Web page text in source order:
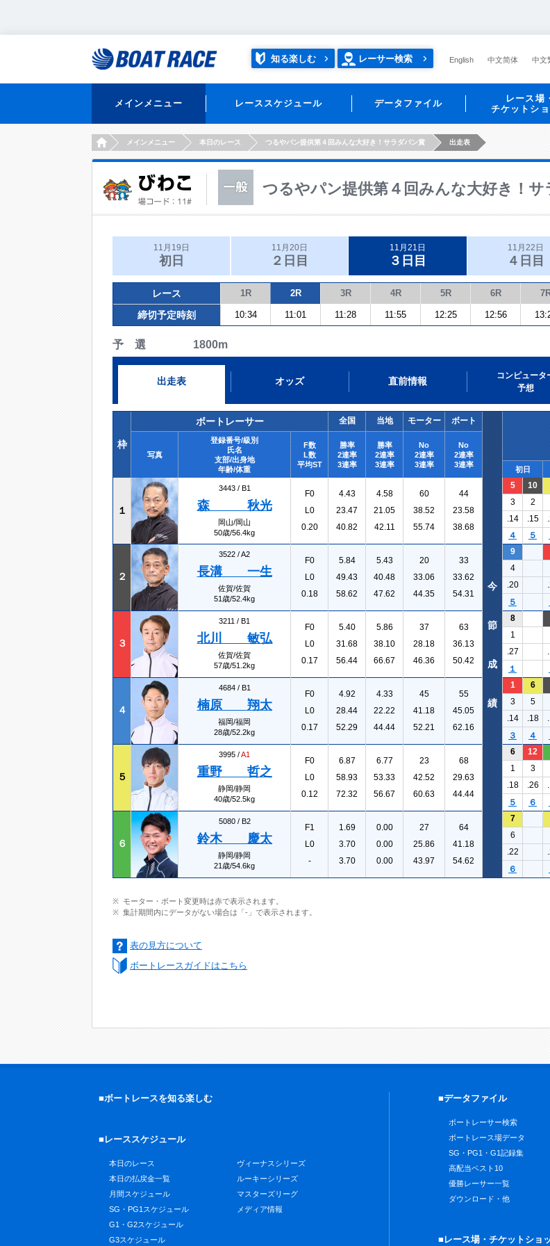
知る楽しむ レーサー検索 English 中文简体 中文
メインメニュー レーススケジュール データファイル
レース場
チケットシ
HOMEメインメニュー 本日のレース つるやパン提供第４回みんな大好き！サラダパン賞 出走表
つるやパン提供第４回みんな大好き！サ
11月19日
初日
11月20日
２日目
11月21日
３日目
11月22日
４日目
レース 1R 2R 3R 4R 5R 6R
締切予定時刻 10:34 11:01 11:28 11:55 12:25 12:56
予 選 1800m
出走表 オッズ 直前情報
コンピュータ
予想
枠
ボートレーサー 全国 当地 モーター ボート
写真
登録番号/級別
氏名
支部/出身地
年齢/体重
F数
L数
平均ST
勝率
2連率
3連率
勝率
2連率
3連率
No
2連率
3連率
No
2連率
3連率
初日
１
3443 / B1
森 秋光
岡山/岡山
50歳/56.4kg
F0
L0
0.20
4.43
23.47
40.82
4.58
21.05
42.11
60
38.52
55.74
44
23.58
38.68
5 10
3
2
.14
.15
４
５
２
3522 /A2
長溝 一生
佐賀/佐賀
51歳/52.4kg
F0
L0
0.18
5.84
49.43
58.62
5.43
40.48
47.62
20
33.06
44.35
33
33.62
54.31
9
4
.20
５
３
3211 / B1
北川 敏弘
佐賀/佐賀
57歳/51.2kg
F0
L0
0.17
5.40
31.68
56.44
5.86
38.10
66.67
37
28.18
46.36
63
36.13
50.42
8
1
.27
１
４
4684 / B1
楠原 翔太
福岡/福岡
28歳/52.2kg
F0
L0
0.17
4.92
28.44
52.29
4.33
22.22
44.44
45
41.18
52.21
55
45.05
62.16
1 6
3 5
.14
.18
３
４
５
3995 /A1
重野 哲之
静岡/静岡
40歳/52.5kg
F0
L0
0.12
6.87
58.93
72.32
6.77
53.33
56.67
23
42.52
60.63
68
29.63
44.44
6 12
1 3
.18
.26
５
６
６
5080 / B2
鈴木 慶太
静岡/静岡
21歳/54.6kg
F1
L0
-
1.69
3.70
3.70
0.00
0.00
0.00
27
25.86
43.97
64
41.18
54.62
7
6
.22
６
今
節
成
績
モーター・ボート変更時は赤で表示されます。
集計期間内にデータがない場合は「-」で表示されます。
表の見方について
ボートレースガイドはこちら
■ボートレースを知る楽しむ
■レーススケジュール
本日のレース
本日の払戻金一覧
月間スケジュール
SG・PG1スケジュール
G1・G2スケジュール
G3スケジュール
ヴィーナスシリーズ
ルーキーシリーズ
マスターズリーグ
メディア情報
■データファイル
ボートレーサー検索
ボートレース場データ
SG・PG1・G1記録集
高配当ベスト10
優勝レーサー一覧
ダウンロード・他
■レース場・チケットショ